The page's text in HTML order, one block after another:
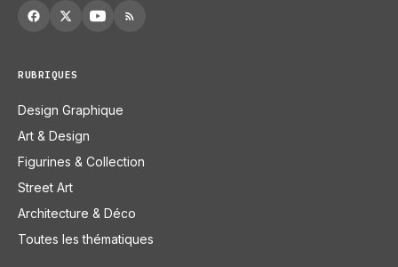
RUBRIQUES
Design Graphique
Art & Design
Figurines & Collection
Street Art
Architecture & Déco
Toutes les thématiques